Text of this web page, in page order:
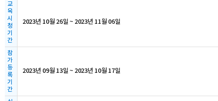
교
육
시
청
기
간
2023년 10월 26일 ~ 2023년 11월 06일
참
가
등
록
기
간
2023년 09월 13일 ~ 2023년 10월 17일